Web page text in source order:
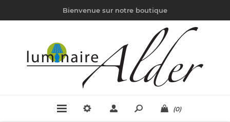
Bienvenue sur notre boutique
(0)